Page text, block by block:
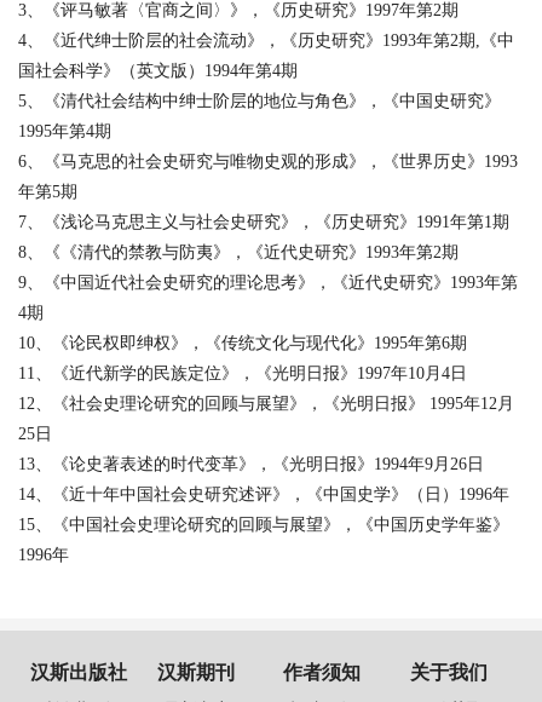
3、《评马敏著〈官商之间〉》，《历史研究》1997年第2期
4、《近代绅士阶层的社会流动》，《历史研究》1993年第2期,《中
国社会科学》（英文版）1994年第4期
5、《清代社会结构中绅士阶层的地位与角色》，《中国史研究》
1995年第4期
6、《马克思的社会史研究与唯物史观的形成》，《世界历史》1993
年第5期
7、《浅论马克思主义与社会史研究》，《历史研究》1991年第1期
8、《《清代的禁教与防夷》，《近代史研究》1993年第2期
9、《中国近代社会史研究的理论思考》，《近代史研究》1993年第
4期
10、《论民权即绅权》，《传统文化与现代化》1995年第6期
11、《近代新学的民族定位》，《光明日报》1997年10月4日
12、《社会史理论研究的回顾与展望》，《光明日报》 1995年12月
25日
13、《论史著表述的时代变革》，《光明日报》1994年9月26日
14、《近十年中国社会史研究述评》，《中国史学》（日）1996年
15、《中国社会史理论研究的回顾与展望》，《中国历史学年鉴》
1996年
汉斯出版社 汉斯期刊 作者须知 关于我们